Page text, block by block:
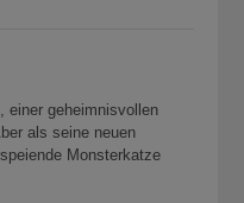
einer geheimnisvollen
als seine neuen
Monsterkatze